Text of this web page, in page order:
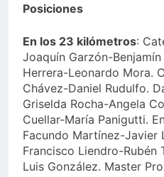
Posiciones
En los 23 kilómetros:
Joaquín Garzón-
Herrera-Leonardo Mora.
Chávez-Daniel Rudulfo.
Griselda Rocha-Angela
Cuellar-María Panigutti.
Facundo Martínez-Javier
Francisco Liendro-
Luis González. Master